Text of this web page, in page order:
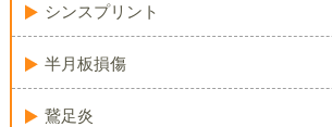
シンスプリント
半月板損傷
鵞足炎